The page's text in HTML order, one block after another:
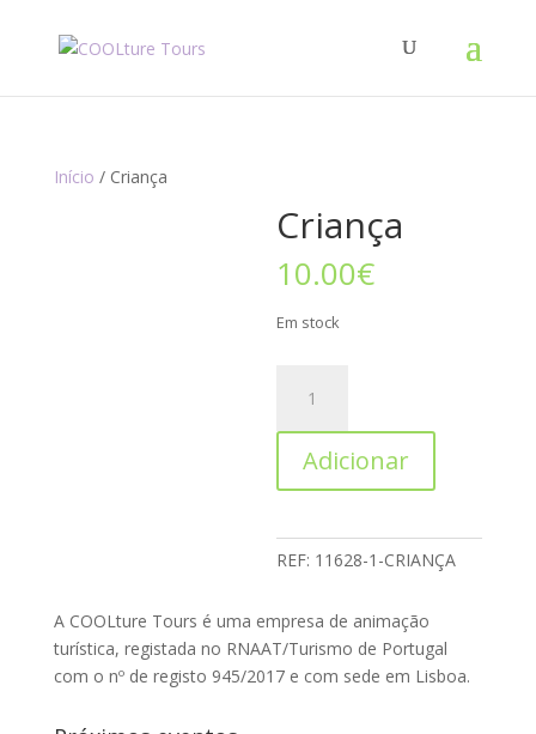
Início / Criança
Criança
10.00€
Em stock
Adicionar
REF: 11628-1-CRIANÇA
A COOLture Tours é uma empresa de animação
turística, registada no RNAAT/Turismo de Portugal
com o nº de registo 945/2017 e com sede em Lisboa.